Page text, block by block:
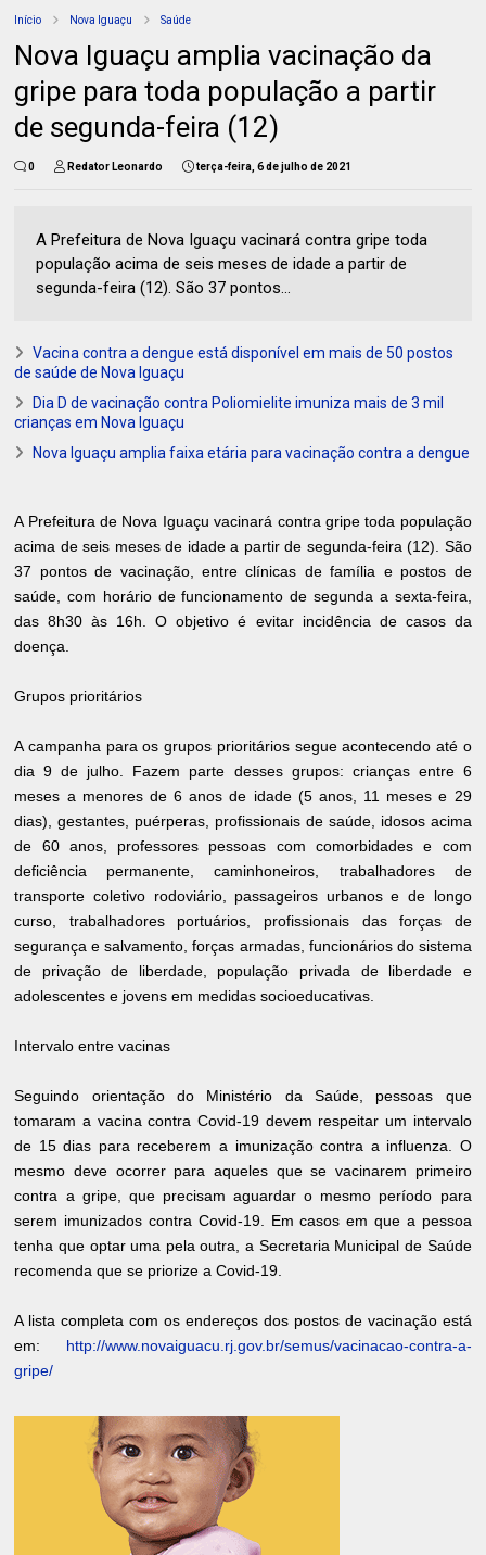
Início Nova Iguaçu Saúde
Nova Iguaçu amplia vacinação da
gripe para toda população a partir
de segunda-feira (12)
0 Redator Leonardo terça-feira, 6 de julho de 2021
A Prefeitura de Nova Iguaçu vacinará contra gripe toda
população acima de seis meses de idade a partir de
segunda-feira (12). São 37 pontos...
Vacina contra a dengue está disponível em mais de 50 postos
de saúde de Nova Iguaçu
Dia D de vacinação contra Poliomielite imuniza mais de 3 mil
crianças em Nova Iguaçu
Nova Iguaçu amplia faixa etária para vacinação contra a dengue
A Prefeitura de Nova Iguaçu vacinará contra gripe toda população
acima de seis meses de idade a partir de segunda-feira (12). São
37 pontos de vacinação, entre clínicas de família e postos de
saúde, com horário de funcionamento de segunda a sexta-feira,
das 8h30 às 16h. O objetivo é evitar incidência de casos da
doença.
Grupos prioritários
A campanha para os grupos prioritários segue acontecendo até o
dia 9 de julho. Fazem parte desses grupos: crianças entre 6
meses a menores de 6 anos de idade (5 anos, 11 meses e 29
dias), gestantes, puérperas, profissionais de saúde, idosos acima
de 60 anos, professores pessoas com comorbidades e com
deficiência permanente, caminhoneiros, trabalhadores de
transporte coletivo rodoviário, passageiros urbanos e de longo
curso, trabalhadores portuários, profissionais das forças de
segurança e salvamento, forças armadas, funcionários do sistema
de privação de liberdade, população privada de liberdade e
adolescentes e jovens em medidas socioeducativas.
Intervalo entre vacinas
Seguindo orientação do Ministério da Saúde, pessoas que
tomaram a vacina contra Covid-19 devem respeitar um intervalo
de 15 dias para receberem a imunização contra a influenza. O
mesmo deve ocorrer para aqueles que se vacinarem primeiro
contra a gripe, que precisam aguardar o mesmo período para
serem imunizados contra Covid-19. Em casos em que a pessoa
tenha que optar uma pela outra, a Secretaria Municipal de Saúde
recomenda que se priorize a Covid-19.
A lista completa com os endereços dos postos de vacinação está
em: http://www.novaiguacu.rj.gov.br/semus/vacinacao-contra-a-
gripe/